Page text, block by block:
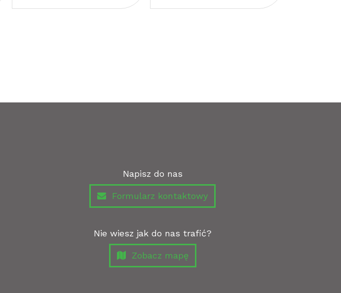
Napisz do nas
Formularz kontaktowy
Nie wiesz jak do nas trafić?
Zobacz mapę